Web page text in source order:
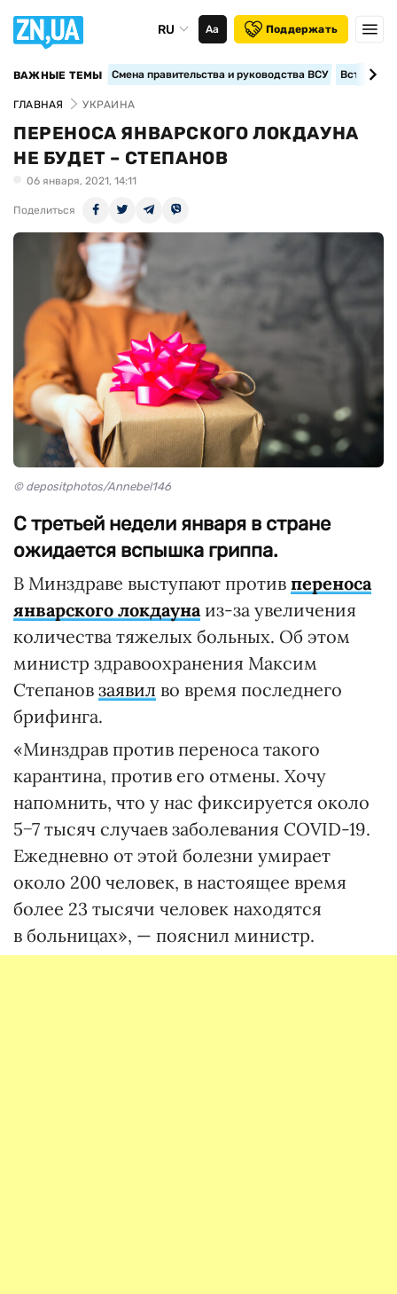
RU Аа Поддержать
ВАЖНЫЕ ТЕМЫ Смена правительства и руководства ВСУ
ГЛАВНАЯ УКРАИНА
ПЕРЕНОСА ЯНВАРСКОГО ЛОКДАУНА
НЕ БУДЕТ – СТЕПАНОВ
06 января, 2021, 14:11
Поделиться
© depositphotos/Annebel146
С третьей недели января в стране
ожидается вспышка гриппа.
В Минздраве выступают против переноса
январского локдаунаиз-за увеличения
количества тяжелых больных. Об этом
министр здравоохранения Максим
Степанов заявил во время последнего
брифинга.
«Минздрав против переноса такого
карантина, против его отмены. Хочу
напомнить, что у нас фиксируется около
5−7 тысяч случаев заболевания COVID-19.
Ежедневно от этой болезни умирает
около 200 человек, в настоящее время
более 23 тысячи человек находятся
в больницах», — пояснил министр.